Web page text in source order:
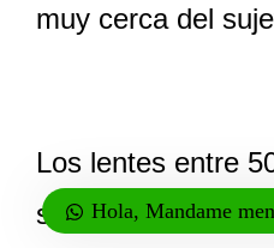
muy cerca del
Los lentes entre
son de los más
Hola, Mandame